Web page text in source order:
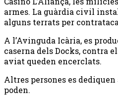
armes. La guàrdia civil
alguns terrats per
A l’Avinguda Icària, es
caserna dels Docks, contra
aviat queden encerclats.
Altres persones es dediquen
poden.